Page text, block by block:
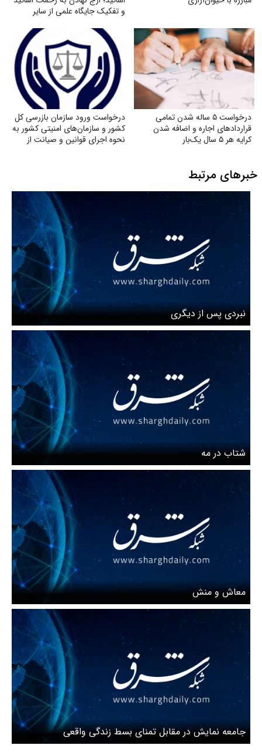
و تفکیک جایگاه علمی از سایر
درخواست ۵ ساله شدن تمامی
قراردادهای اجاره و اضافه شدن
کرایه هر ۵ سال یک‌بار
درخواست ورود سازمان بازرسی کل
کشور و سازمان‌های امنیتی کشور به
نحوه اجرای قوانین و صیانت از
خبرهای مرتبط
نبردی پس از دیگری
شتاب در مه
معاش و منش
جامعه نمایش در مقابل تمنای بسط زندگی واقعی